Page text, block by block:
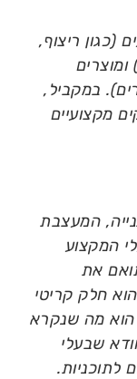
(כגון ריצוף,
ומוצרים
במקביל,
מקצועיים
המעצבת
המקצוע
את
חלק קריטי
מה שנקרא
שבעלי
לתוכניות.